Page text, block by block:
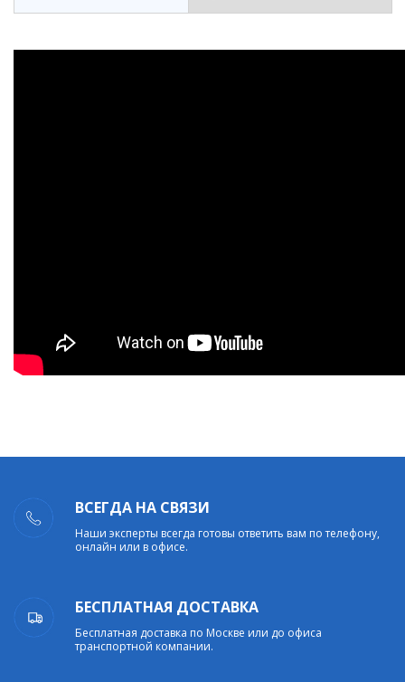
ВСЕГДА НА СВЯЗИ
Наши эксперты всегда готовы ответить вам по телефону,
онлайн или в офисе.
БЕСПЛАТНАЯ ДОСТАВКА
Бесплатная доставка по Москве или до офиса
транспортной компании.